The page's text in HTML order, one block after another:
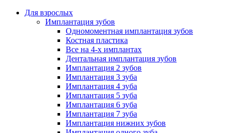
Для взрослых
Имплантация зубов
Одномоментная имплантация зубов
Костная пластика
Все на 4-х имплантах
Дентальная имплантация зубов
Имплантация 2 зубов
Имплантация 3 зуба
Имплантация 4 зуба
Имплантация 5 зуба
Имплантация 6 зуба
Имплантация 7 зуба
Имплантация нижних зубов